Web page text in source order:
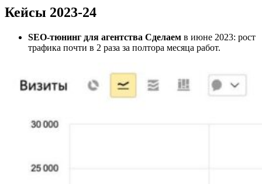
Кейсы 2023-24
SEO-тюнинг для агентства Сделаем в июне 2023: рост
трафика почти в 2 раза за полтора месяца работ.